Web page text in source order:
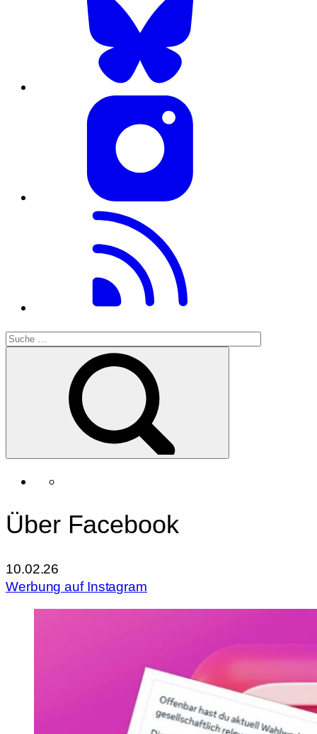
Über Facebook
10.02.26
Werbung auf Instagram